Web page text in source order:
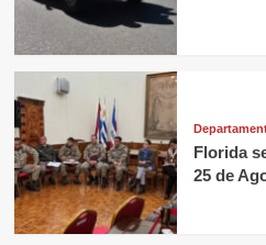
Florida
25 de